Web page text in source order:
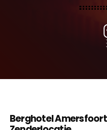
Berghotel